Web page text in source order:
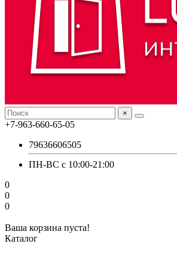
×
+7-963-660-65-05
79636606505
ПН-ВС с 10:00-21:00
0
0
0
Ваша корзина пуста!
Каталог